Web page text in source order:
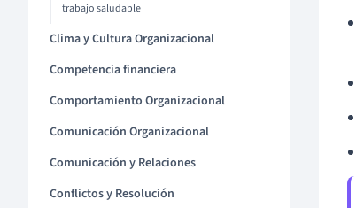
trabajo saludable
Clima y Cultura Organizacional
Competencia financiera
Comportamiento Organizacional
Comunicación Organizacional
Comunicación y Relaciones
Conflictos y Resolución